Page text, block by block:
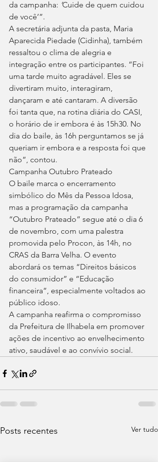
da campanha: ‘Cuide de quem cuidou
de você’”.
A secretária adjunta da pasta, Maria
Aparecida Piedade (Cidinha), também
ressaltou o clima de alegria e
integração entre os participantes. “Foi
uma tarde muito agradável. Eles se
divertiram muito, interagiram,
dançaram e até cantaram. A diversão
foi tanta que, na rotina diária do CASI,
o horário de ir embora é às 15h30. No
dia do baile, às 16h perguntamos se já
queriam ir embora e a resposta foi que
não”, contou.
Campanha Outubro Prateado
O baile marca o encerramento
simbólico do Mês da Pessoa Idosa,
mas a programação da campanha
“Outubro Prateado” segue até o dia 6
de novembro, com uma palestra
promovida pelo Procon, às 14h, no
CRAS da Barra Velha. O evento
abordará os temas “Direitos básicos
do consumidor” e “Educação
financeira”, especialmente voltados ao
público idoso.
A campanha reafirma o compromisso
da Prefeitura de Ilhabela em promover
ações de incentivo ao envelhecimento
ativo, saudável e ao convívio social.
Posts recentes Ver tudo